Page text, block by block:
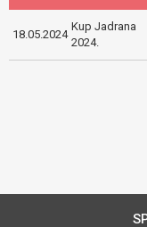
18.05.2024
Kup Jadrana
2024.